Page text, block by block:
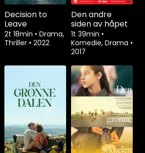
Decision to
Leave
2t 18min • Drama,
Thriller • 2022
Den andre
siden av håpet
1t 39min •
Komedie, Drama •
2017